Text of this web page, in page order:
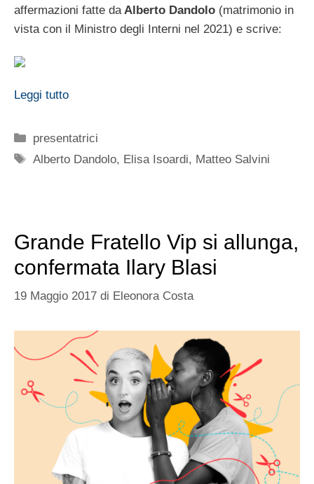
affermazioni fatte da Alberto Dandolo (matrimonio in
vista con il Ministro degli Interni nel 2021) e scrive:
Leggi tutto
Categorie
presentatrici
Tag
Alberto Dandolo, Elisa Isoardi, Matteo Salvini
Grande Fratello Vip si allunga,
confermata Ilary Blasi
19 Maggio 2017 di Eleonora Costa